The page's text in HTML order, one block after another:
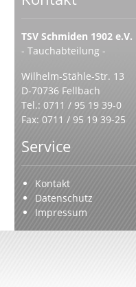
TSV Schmiden 1902 e.V.
- Tauchabteilung -
Wilhelm-Stähle-Str. 13
D-70736 Fellbach
Tel.: 0711 / 95 19 39-0
Fax: 0711 / 95 19 39-25
Service
Kontakt
Datenschutz
Impressum